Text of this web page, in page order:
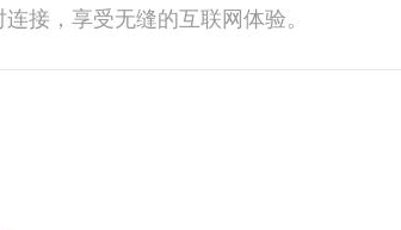
接，享受无缝的互联网体验。